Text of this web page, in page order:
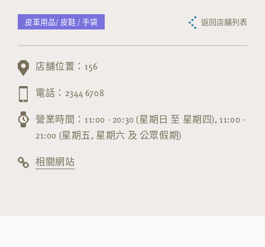
皮革用品/ 皮鞋 / 手袋 返回店舖列表
店舖位置：156
電話：2344 6708
營業時間：11:00 - 20:30 (星期日 至 星期四), 11:00 -
21:00 (星期五, 星期六 及 公眾假期)
相關網站